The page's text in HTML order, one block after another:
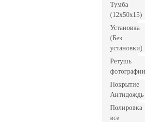
Тумба
(12x50x15)
Установка
(Без
установки)
Ретушь
фотографии
Покрытие
Антидождь
Полировка
все